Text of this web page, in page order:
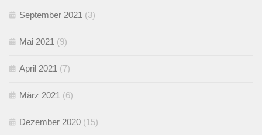
September 2021 (3)
Mai 2021 (9)
April 2021 (7)
März 2021 (6)
Dezember 2020 (15)